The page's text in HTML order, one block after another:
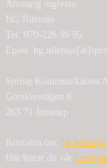
Ansvarig utgivare:
BG Nilensjö
Tel: 070-226 99 95
Epost:
Spring Kommunikation
Görslövsvägen 8
263 71 Jonstorp
Kontakta oss:
Här hittar du vår